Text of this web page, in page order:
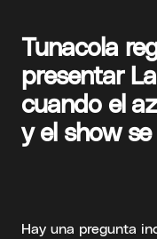
Tunacola
presentar
cuando el
y el show
Hay una pregunta